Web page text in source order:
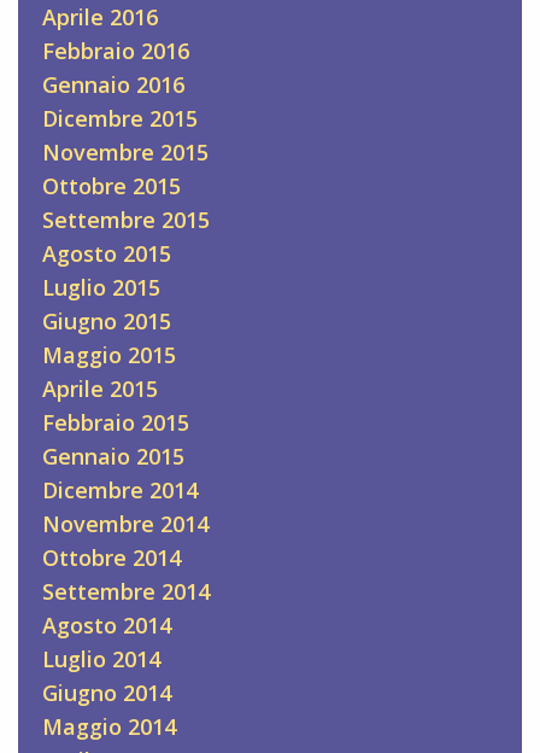
Aprile 2016
Febbraio 2016
Gennaio 2016
Dicembre 2015
Novembre 2015
Ottobre 2015
Settembre 2015
Agosto 2015
Luglio 2015
Giugno 2015
Maggio 2015
Aprile 2015
Febbraio 2015
Gennaio 2015
Dicembre 2014
Novembre 2014
Ottobre 2014
Settembre 2014
Agosto 2014
Luglio 2014
Giugno 2014
Maggio 2014